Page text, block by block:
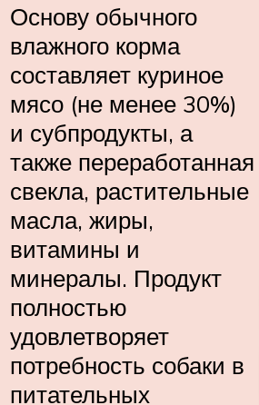
Основу обычного
влажного корма
составляет куриное
мясо (не менее 30%)
и субпродукты, а
также переработанная
свекла, растительные
масла, жиры,
витамины и
минералы. Продукт
полностью
удовлетворяет
потребность собаки в
питательных